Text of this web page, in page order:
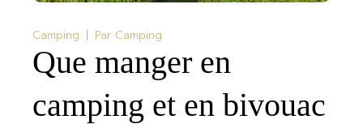
Camping Par Camping
Que manger en
camping et en bivouac